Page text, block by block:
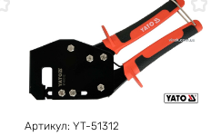
Артикул: YT-51312